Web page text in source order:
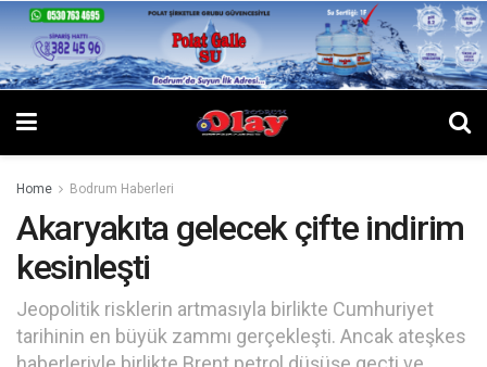
Home Bodrum Haberleri
Akaryakıta gelecek çifte indirim
kesinleşti
Jeopolitik risklerin artmasıyla birlikte Cumhuriyet
tarihinin en büyük zammı gerçekleşti. Ancak ateşkes